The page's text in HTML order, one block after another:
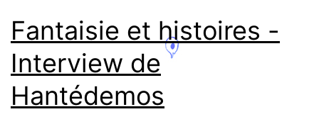
Fantaisie et histoires -
Interview de
Hantédemos